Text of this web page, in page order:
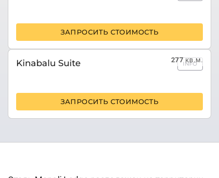
ЗАПРОСИТЬ СТОИМОСТЬ
277кв.м.
Kinabalu Suite INFO
ЗАПРОСИТЬ СТОИМОСТЬ